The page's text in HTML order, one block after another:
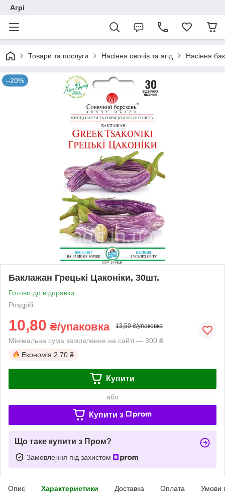
Агрі
Товари та послуги Насіння овочів та ягід Насіння
–20%
Баклажан Грецькі Цаконіки, 30шт.
Готово до відправки
Роздріб
10,80 ₴/упаковка 13,50 ₴/упаковка
Мінімальна сума замовлення на сайті — 300 ₴
Економія 2.70 ₴
Купити
або
Купити з
Що таке купити з Пром?
Замовлення під захистом
Опис Характеристики Доставка Оплата Умови